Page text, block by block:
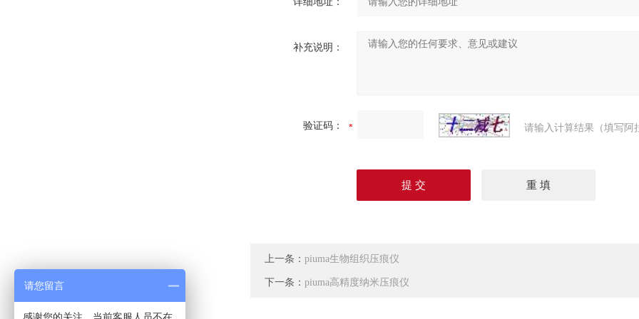
补充说明：
验证码： 请输入计算结果（填写阿
上一条：piuma生物组织压痕仪
下一条：piuma高精度纳米压痕仪
请您留言